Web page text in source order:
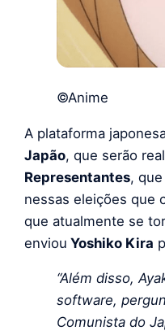
©Anime
A plataforma
Japão, que serão
Representantes,
nessas eleições que
que atualmente se
enviou Yoshiko Kira
“Além disso,
software,
Comunista do